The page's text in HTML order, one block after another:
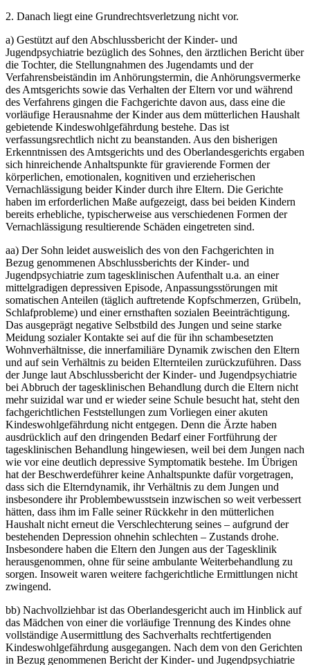
2. Danach liegt eine Grundrechtsverletzung nicht vor.
a) Gestützt auf den Abschlussbericht der Kinder- und
Jugendpsychiatrie bezüglich des Sohnes, den ärztlichen Bericht über
die Tochter, die Stellungnahmen des Jugendamts und der
Verfahrensbeiständin im Anhörungstermin, die Anhörungsvermerke
des Amtsgerichts sowie das Verhalten der Eltern vor und während
des Verfahrens gingen die Fachgerichte davon aus, dass eine die
vorläufige Herausnahme der Kinder aus dem mütterlichen Haushalt
gebietende Kindeswohlgefährdung bestehe. Das ist
verfassungsrechtlich nicht zu beanstanden. Aus den bisherigen
Erkenntnissen des Amtsgerichts und des Oberlandesgerichts ergaben
sich hinreichende Anhaltspunkte für gravierende Formen der
körperlichen, emotionalen, kognitiven und erzieherischen
Vernachlässigung beider Kinder durch ihre Eltern. Die Gerichte
haben im erforderlichen Maße aufgezeigt, dass bei beiden Kindern
bereits erhebliche, typischerweise aus verschiedenen Formen der
Vernachlässigung resultierende Schäden eingetreten sind.
aa) Der Sohn leidet ausweislich des von den Fachgerichten in
Bezug genommenen Abschlussberichts der Kinder- und
Jugendpsychiatrie zum tagesklinischen Aufenthalt u.a. an einer
mittelgradigen depressiven Episode, Anpassungsstörungen mit
somatischen Anteilen (täglich auftretende Kopfschmerzen, Grübeln,
Schlafprobleme) und einer ernsthaften sozialen Beeinträchtigung.
Das ausgeprägt negative Selbstbild des Jungen und seine starke
Meidung sozialer Kontakte sei auf die für ihn schambesetzten
Wohnverhältnisse, die innerfamiliäre Dynamik zwischen den Eltern
und auf sein Verhältnis zu beiden Elternteilen zurückzuführen. Dass
der Junge laut Abschlussbericht der Kinder- und Jugendpsychiatrie
bei Abbruch der tagesklinischen Behandlung durch die Eltern nicht
mehr suizidal war und er wieder seine Schule besucht hat, steht den
fachgerichtlichen Feststellungen zum Vorliegen einer akuten
Kindeswohlgefährdung nicht entgegen. Denn die Ärzte haben
ausdrücklich auf den dringenden Bedarf einer Fortführung der
tagesklinischen Behandlung hingewiesen, weil bei dem Jungen nach
wie vor eine deutlich depressive Symptomatik bestehe. Im Übrigen
hat der Beschwerdeführer keine Anhaltspunkte dafür vorgetragen,
dass sich die Elterndynamik, ihr Verhältnis zu dem Jungen und
insbesondere ihr Problembewusstsein inzwischen so weit verbessert
hätten, dass ihm im Falle seiner Rückkehr in den mütterlichen
Haushalt nicht erneut die Verschlechterung seines – aufgrund der
bestehenden Depression ohnehin schlechten – Zustands drohe.
Insbesondere haben die Eltern den Jungen aus der Tagesklinik
herausgenommen, ohne für seine ambulante Weiterbehandlung zu
sorgen. Insoweit waren weitere fachgerichtliche Ermittlungen nicht
zwingend.
bb) Nachvollziehbar ist das Oberlandesgericht auch im Hinblick auf
das Mädchen von einer die vorläufige Trennung des Kindes ohne
vollständige Ausermittlung des Sachverhalts rechtfertigenden
Kindeswohlgefährdung ausgegangen. Nach dem von den Gerichten
in Bezug genommenen Bericht der Kinder- und Jugendpsychiatrie